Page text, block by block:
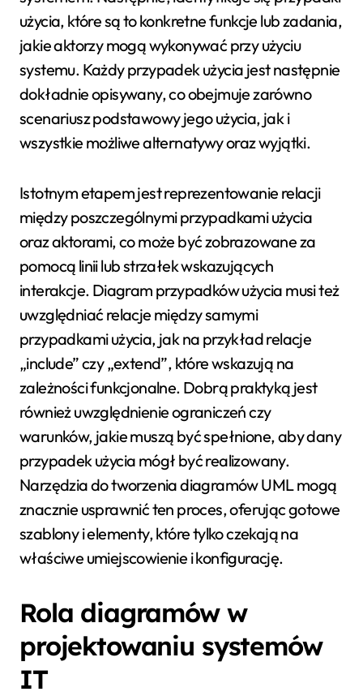
użycia, które są to konkretne funkcje lub zadania,
jakie aktorzy mogą wykonywać przy użyciu
systemu. Każdy przypadek użycia jest następnie
dokładnie opisywany, co obejmuje zarówno
scenariusz podstawowy jego użycia, jak i
wszystkie możliwe alternatywy oraz wyjątki.
Istotnym etapem jest reprezentowanie relacji
między poszczególnymi przypadkami użycia
oraz aktorami, co może być zobrazowane za
pomocą linii lub strzałek wskazujących
interakcje. Diagram przypadków użycia musi też
uwzględniać relacje między samymi
przypadkami użycia, jak na przykład relacje
„include” czy „extend”, które wskazują na
zależności funkcjonalne. Dobrą praktyką jest
również uwzględnienie ograniczeń czy
warunków, jakie muszą być spełnione, aby dany
przypadek użycia mógł być realizowany.
Narzędzia do tworzenia diagramów UML mogą
znacznie usprawnić ten proces, oferując gotowe
szablony i elementy, które tylko czekają na
właściwe umiejscowienie i konfigurację.
Rola diagramów w
projektowaniu systemów
IT